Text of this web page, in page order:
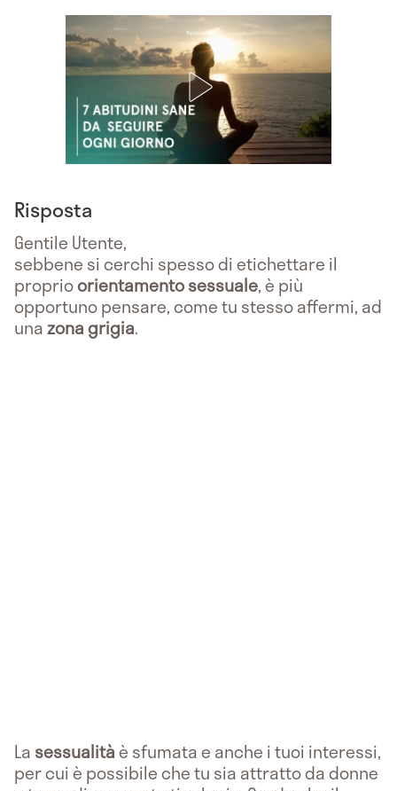
Risposta
Gentile Utente,
sebbene si cerchi spesso di etichettare il
proprioorientamento sessuale, è più
opportuno pensare, come tu stesso affermi, ad
unazona grigia.
La sessualitàè sfumata e anche i tuoi interessi,
per cui è possibile che tu sia attratto da donne